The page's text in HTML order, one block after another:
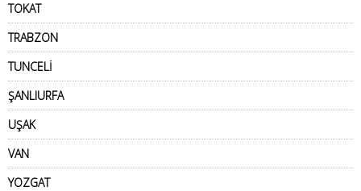
TOKAT
TRABZON
TUNCELİ
ŞANLIURFA
UŞAK
VAN
YOZGAT